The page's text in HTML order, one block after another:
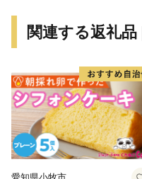
関連する返礼